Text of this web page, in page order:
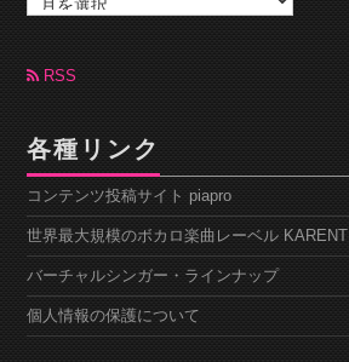
カ
ブRSS
各種リンク
コンテンツ投稿サイト piapro
世界最大規模のボカロ楽曲レーベル KARENT
バーチャルシンガー・ラインナップ
個人情報の保護について